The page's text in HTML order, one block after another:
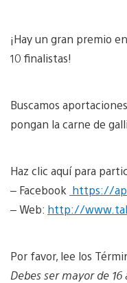
¡Hay un gran premio
10 finalistas!
Buscamos
pongan la carne de
Haz clic aquí para
– Facebook https://
– Web: http://
Por favor, lee los
Debes ser mayor de